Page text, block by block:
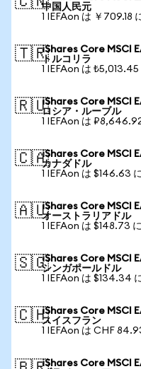
中国人民元
1 IEFAon は ￥709.18
🇹🇷iShares Core MSCI
トルコリラ
1 IEFAon は ₺5,013.45
🇷🇺iShares Core MSCI
ロシア・ルーブル
1 IEFAon は
🇨🇦iShares Core MSCI
カナダドル
1 IEFAon は $146.63
🇦🇺iShares Core MSCI
オーストラリアドル
1 IEFAon は $148.73
🇸🇬iShares Core MSCI
シンガポールドル
1 IEFAon は $134.34
🇨🇭iShares Core MSCI
スイスフラン
1 IEFAon は CHF
iShares Core MSCI